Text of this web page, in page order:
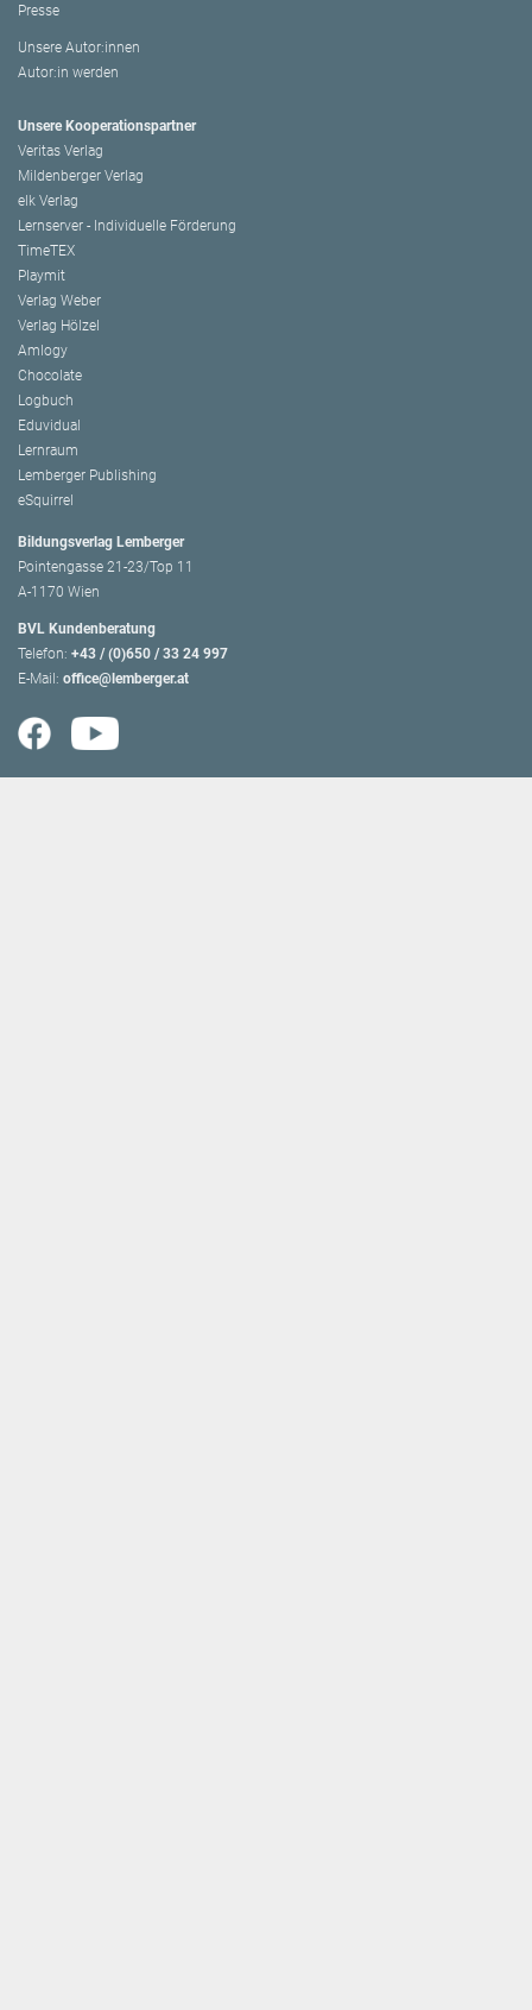
Presse
Unsere Autor:innen
Autor:in werden
Unsere Kooperationspartner
Veritas Verlag
Mildenberger Verlag
elk Verlag
Lernserver - Individuelle Förderung
TimeTEX
Playmit
Verlag Weber
Verlag Hölzel
Amlogy
Chocolate
Logbuch
Eduvidual
Lernraum
Lemberger Publishing
eSquirrel
Bildungsverlag Lemberger
Pointengasse 21-23/Top 11
A-1170 Wien
BVL Kundenberatung
Telefon: +43 / (0)650 / 33 24 997
E-Mail: office@lemberger.at